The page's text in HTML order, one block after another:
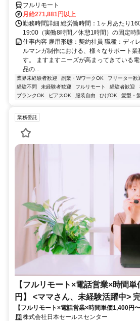
フルリモート
月給271,881円以上
勤務時間詳細 総労働時間：1ヶ月あたり
19:00（実働8時間／休憩1時間）の固定時
仕事内容 雇用形態：契約社員 職種：ディ
ルマンガ制作における、様々なサポート
す。 ますますニーズが高まってきている
品の...
業界未経験者歓迎 副業・WワークOK フリーター歓
経験不問
未経験者歓迎 フルリモート 経験者歓迎
ブランクOK
ピアスOK 服装自由 ひげOK 髪型・
業務委託
【フルリモート×電話営業×時間
円】 <ママさん、未経験活躍中>
で家庭と仕事の両立を実現
【フルリモート×電話営業×時間単価1,400円
あり】 ＜ママさん、未経験活躍中＞ 完全在宅
株式会社日本セールスセンター